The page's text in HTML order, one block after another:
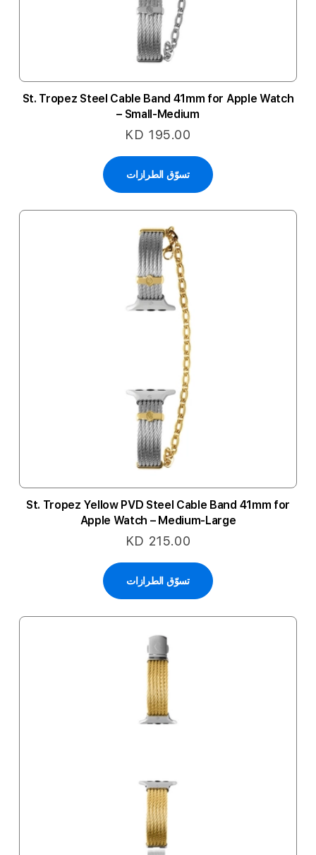
St. Tropez Steel Cable Band 41mm for Apple Watch
– Small-Medium
KD 195.00
تسوّق الطرازات
St. Tropez Yellow PVD Steel Cable Band 41mm for
Apple Watch – Medium-Large
KD 215.00
تسوّق الطرازات